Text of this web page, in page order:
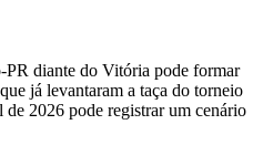
diante do Vitória pode formar
já levantaram a taça do torneio
2026 pode registrar um cenário